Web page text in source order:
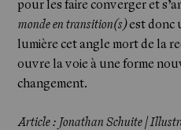
pour les faire converger et
monde en transition(s)est donc
lumière cet angle mort de la
ouvre la voie à une forme
changement.
Article : Jonathan Schuite |